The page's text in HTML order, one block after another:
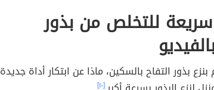
للتخلص من بذور
بذور التفاح بالسكين، ماذا عن ابتكار أداة جديدة
[١٠]